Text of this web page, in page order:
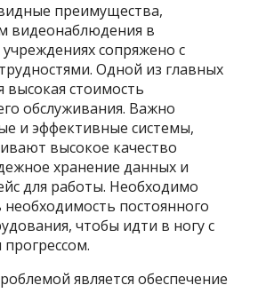
преимущества,
видеонаблюдения в
сопряжено с
Одной из главных
высокая стоимость
обслуживания. Важно
и эффективные системы,
высокое качество
хранение данных и
для работы. Необходимо
постоянного
чтобы идти в ногу с
является обеспечение